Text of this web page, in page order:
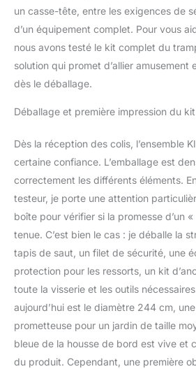
un casse-tête, entre les exigences de
d’un équipement complet. Pour vous
nous avons testé le kit complet du
solution qui promet d’allier amusement
dès le déballage.
Déballage et première impression du kit
Dès la réception des colis, l’ensemble
certaine confiance. L’emballage est
correctement les différents éléments.
testeur, je porte une attention
boîte pour vérifier si la promesse d’un
tenue. C’est bien le cas : je déballe la
tapis de saut, un filet de sécurité, une
protection pour les ressorts, un kit
toute la visserie et les outils
aujourd’hui est le diamètre 244 cm,
prometteuse pour un jardin de taille
bleue de la housse de bord est vive et
du produit. Cependant, une première